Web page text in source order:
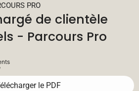
PRO
de clientèle
- Parcours Pro
le PDF